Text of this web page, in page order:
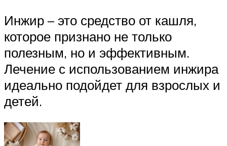
Инжир – это средство от кашля,
которое признано не только
полезным, но и эффективным.
Лечение с использованием инжира
идеально подойдет для взрослых и
детей.